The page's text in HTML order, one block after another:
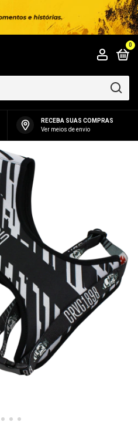
0
RECEBA SUAS COMPRAS
Ver meios de envio